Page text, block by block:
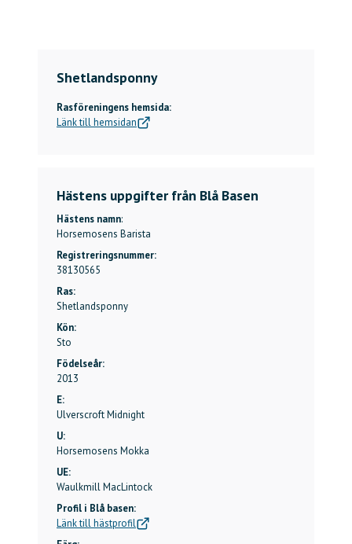
Shetlandsponny
Rasföreningens hemsida:
Länk till hemsidan
Hästens uppgifter från Blå Basen
Hästens namn:
Horsemosens Barista
Registreringsnummer:
38130565
Ras:
Shetlandsponny
Kön:
Sto
Födelseår:
2013
E:
Ulverscroft Midnight
U:
Horsemosens Mokka
UE:
Waulkmill MacLintock
Profil i Blå basen:
Länk till hästprofil